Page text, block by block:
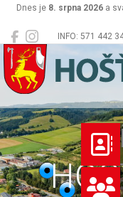
INFO: 571 442
Dnes je 8. srpna 2026 a
Hošťálková